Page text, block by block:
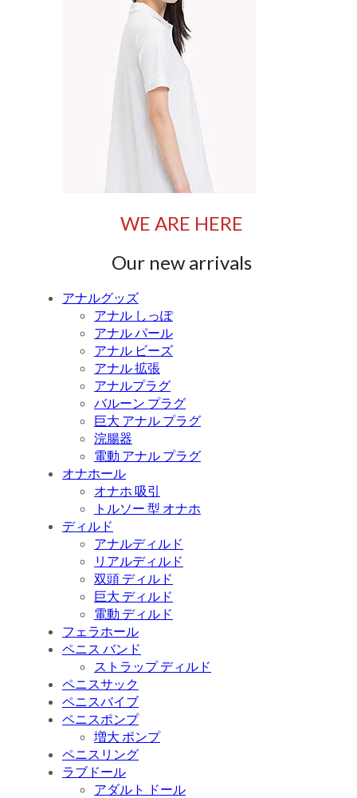
WE ARE HERE
Our new arrivals
アナルグッズ
アナル しっぽ
アナル パール
アナル ビーズ
アナル 拡張
アナルプラグ
バルーン プラグ
巨大 アナル プラグ
浣腸器
電動 アナル プラグ
オナホール
オナホ 吸引
トルソー 型 オナホ
ディルド
アナルディルド
リアルディルド
双頭 ディルド
巨大 ディルド
電動 ディルド
フェラホール
ペニス バンド
ストラップ ディルド
ペニスサック
ペニスバイブ
ペニスポンプ
増大 ポンプ
ペニスリング
ラブドール
アダルト ドール